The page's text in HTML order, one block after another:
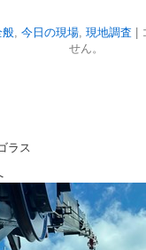
般, 今日の現場, 現地調査
せん。
ラス